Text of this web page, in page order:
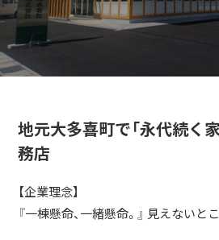
地元大多喜町で「永代続く
務店
【企業理念】
『一棟懸命、一緒懸命。』 見えないと